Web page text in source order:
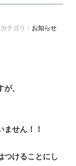
テゴリ： お知らせ
、
せん！！
つけることにし